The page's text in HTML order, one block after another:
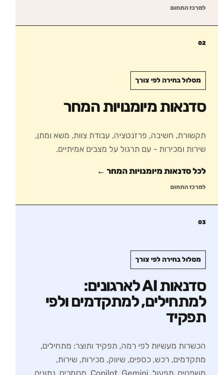
למרכז התחום
02
מסלול בחירה לפי צורך
סדנאות מיומנויות המחר
תקשורת, חשיבה, פרזנטציה, עבודת צוות, משא ומתן,
שירות ומכירות - עם תרגול על מצבים אמיתיים.
לכל סדנאות מיומנויות המחר ←
למרכז התחום
03
מסלול בחירה לפי צורך
סדנאות AI לארגונים:
למתחילים, למתקדמים ולפי
תפקיד
הכשרות מעשיות לפי רמה, תפקיד ותוצר: מתחילים,
מתקדמים, רכש, כספים, שיווק, מכירות, שירות,
משפטים, תפעול, Copilot, Gemini, מסמכים, נתונים